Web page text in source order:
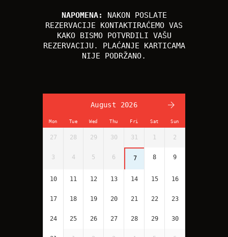
NAPOMENA: NAKON POSLATE
REZERVACIJE KONTAKTIRAĆEMO VAS
KAKO BISMO POTVRDILI VAŠU
REZERVACIJU. PLAĆANJE KARTICAMA
NIJE PODRŽANO.
August 2026
Mon Tue Wed Thu Fri Sat Sun
27 28 29 30 31 1 2
3 4 5 6 7 8 9
10 11 12 13 14 15 16
17 18 19 20 21 22 23
24 25 26 27 28 29 30